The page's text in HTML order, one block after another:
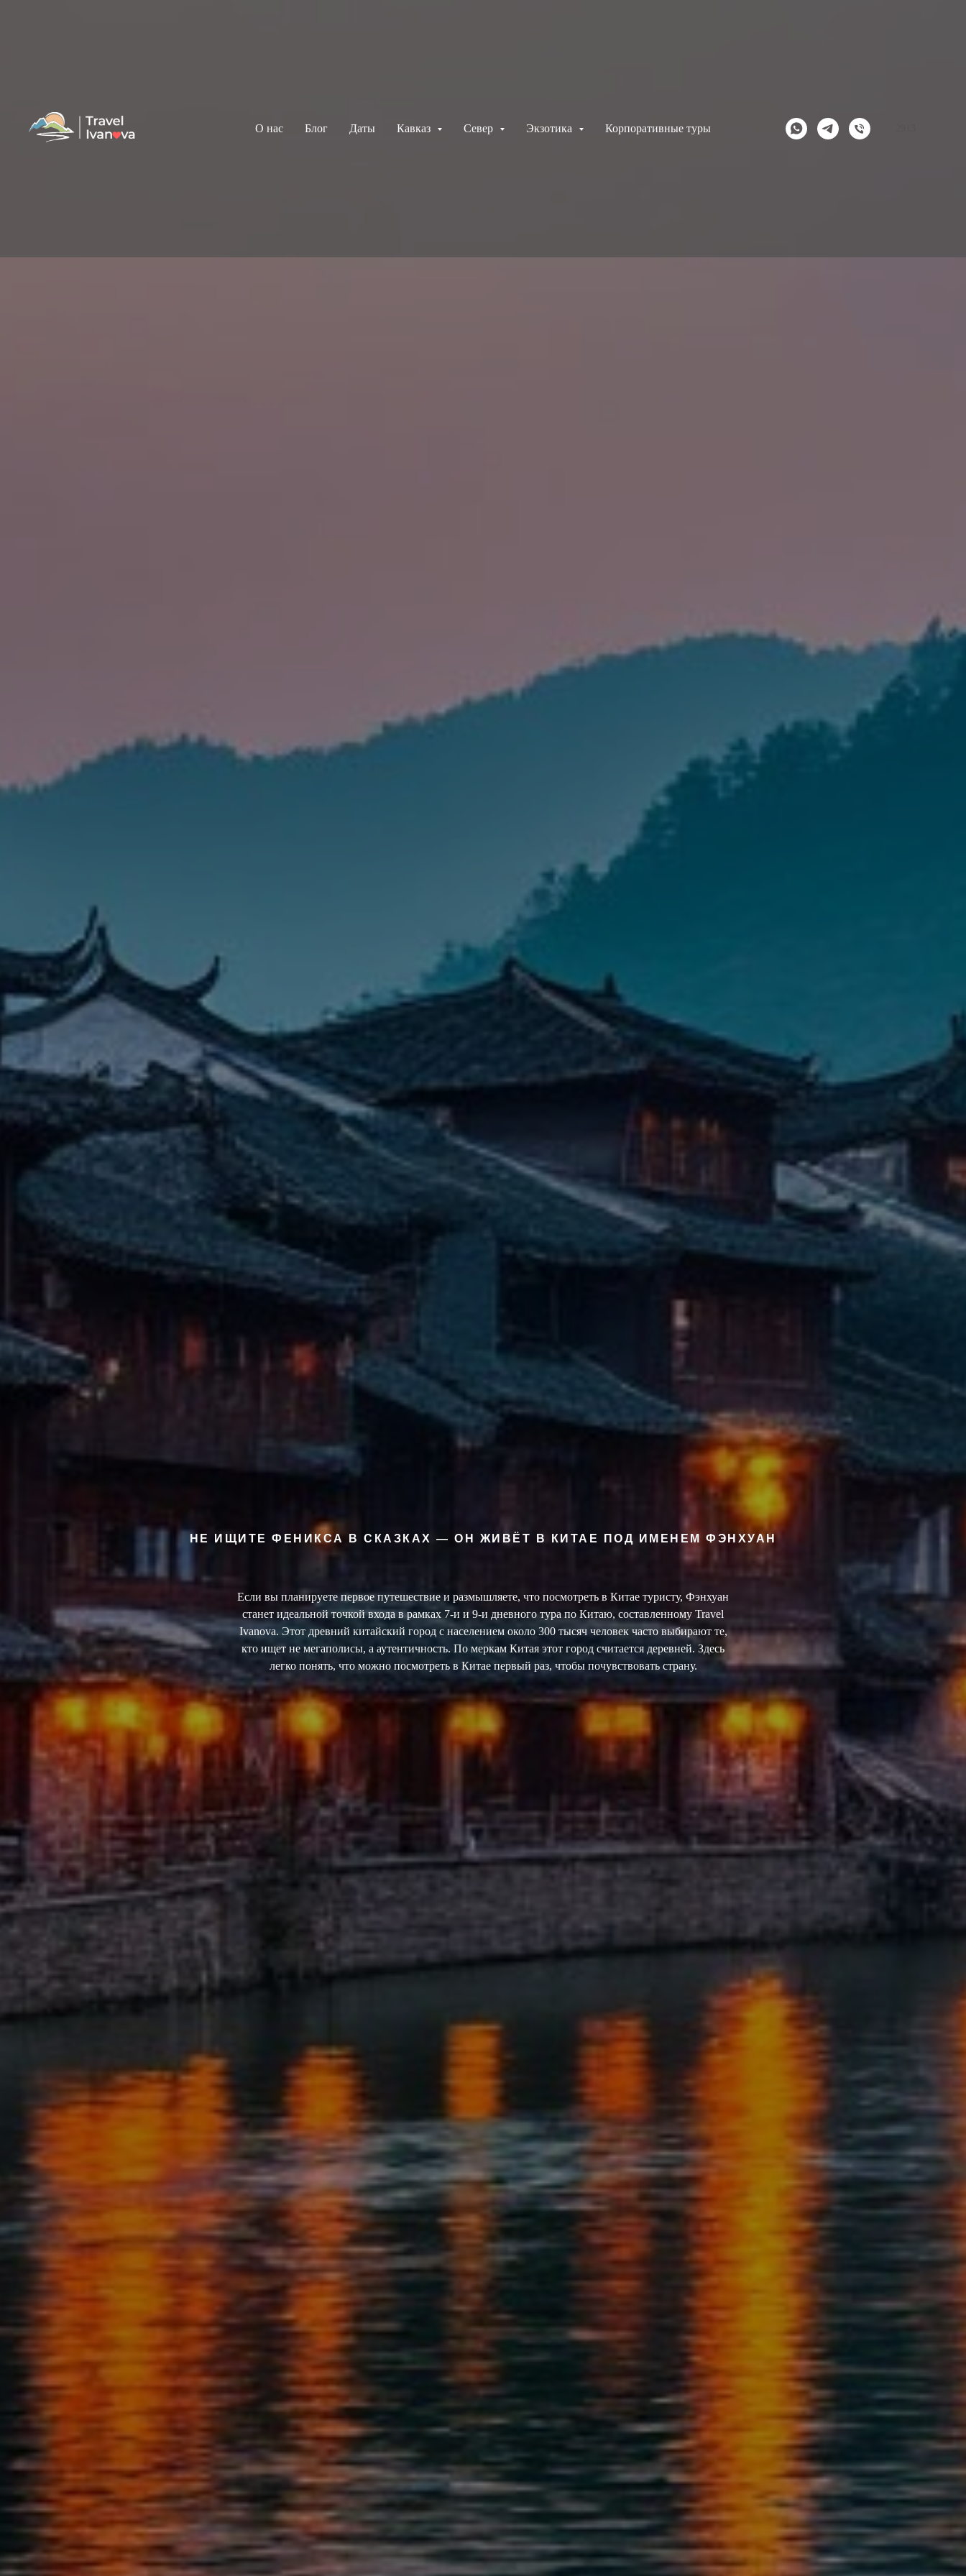
О нас Блог Даты Кавказ Север Экзотика Корпоративные туры
НЕ ИЩИТЕ ФЕНИКСА В СКАЗКАХ — ОН ЖИВЁТ В КИТАЕ ПОД ИМЕНЕМ ФЭНХУАН
Если вы планируете первое путешествие и размышляете, что посмотреть в Китае туристу, Фэнхуан
станет идеальной точкой входа в рамках 7-и и 9-и дневного тура по Китаю, составленному Travel
Ivanova. Этот древний китайский город с населением около 300 тысяч человек часто выбирают те,
кто ищет не мегаполисы, а аутентичность. По меркам Китая этот город считается деревней. Здесь
легко понять, что можно посмотреть в Китае первый раз, чтобы почувствовать страну.